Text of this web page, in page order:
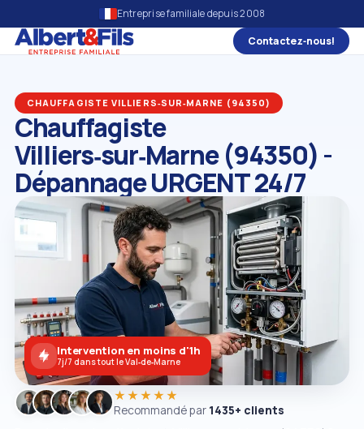
Entreprise familiale depuis 2008
Contactez‑nous!
CHAUFFAGISTE VILLIERS‑SUR‑MARNE (94350)
Chauffagiste
Villiers‑sur‑Marne (94350) -
Dépannage URGENT 24/7
★★★★★
Recommandé par 1435+ clients
Intervention en moins d'1h
7j/7 dans tout le Val‑de‑Marne